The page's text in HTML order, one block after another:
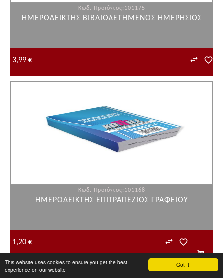
Got It!
This website uses cookies to ensure you get the best
experience on our website
Κωδ. Προϊόντος:101175
ΗΜΕΡΟΔΕΙΚΤΗΣ ΒΙΒΛΙΟΔΕΤΗΜΕΝΟΣ ΗΜΕΡΗΣΙΟΣ
3,99 €
Κωδ. Προϊόντος:101168
ΗΜΕΡΟΔΕΙΚΤΗΣ ΕΠΙΤΡΑΠΕΖΙΟΣ ΓΡΑΦΕΙΟΥ
1,20 €